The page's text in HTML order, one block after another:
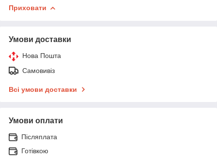
Приховати
Умови доставки
Нова Пошта
Самовивіз
Всі умови доставки
Умови оплати
Післяплата
Готівкою